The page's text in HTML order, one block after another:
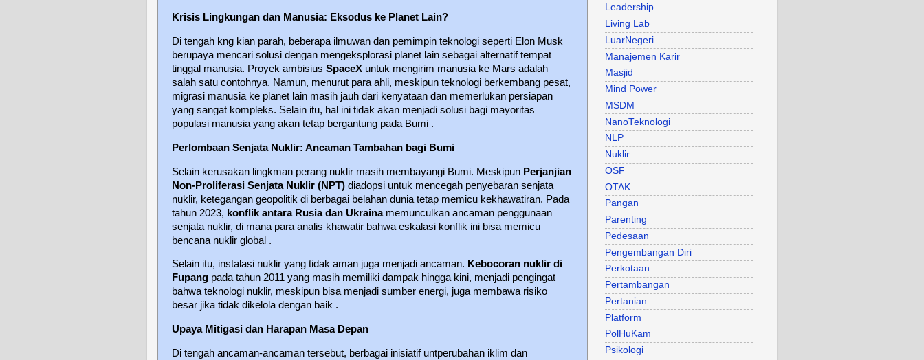
Krisis Lingkungan dan Manusia: Eksodus ke Planet Lain?
Di tengah kng kian parah, beberapa ilmuwan dan pemimpin teknologi seperti Elon Musk
berupaya mencari solusi dengan mengeksplorasi planet lain sebagai alternatif tempat
tinggal manusia. Proyek ambisius SpaceX untuk mengirim manusia ke Mars adalah
salah satu contohnya. Namun, menurut para ahli, meskipun teknologi berkembang pesat,
migrasi manusia ke planet lain masih jauh dari kenyataan dan memerlukan persiapan
yang sangat kompleks. Selain itu, hal ini tidak akan menjadi solusi bagi mayoritas
populasi manusia yang akan tetap bergantung pada Bumi .
Perlombaan Senjata Nuklir: Ancaman Tambahan bagi Bumi
Selain kerusakan lingkman perang nuklir masih membayangi Bumi. Meskipun Perjanjian
Non-Proliferasi Senjata Nuklir (NPT) diadopsi untuk mencegah penyebaran senjata
nuklir, ketegangan geopolitik di berbagai belahan dunia tetap memicu kekhawatiran. Pada
tahun 2023, konflik antara Rusia dan Ukrainamemunculkan ancaman penggunaan
senjata nuklir, di mana para analis khawatir bahwa eskalasi konflik ini bisa memicu
bencana nuklir global .
Selain itu, instalasi nuklir yang tidak aman juga menjadi ancaman. Kebocoran nuklir di
Fupang pada tahun 2011 yang masih memiliki dampak hingga kini, menjadi pengingat
bahwa teknologi nuklir, meskipun bisa menjadi sumber energi, juga membawa risiko
besar jika tidak dikelola dengan baik .
Upaya Mitigasi dan Harapan Masa Depan
Di tengah ancaman-ancaman tersebut, berbagai inisiatif untperubahan iklim dan
Leadership
Living Lab
LuarNegeri
Manajemen Karir
Masjid
Mind Power
MSDM
NanoTeknologi
NLP
Nuklir
OSF
OTAK
Pangan
Parenting
Pedesaan
Pengembangan Diri
Perkotaan
Pertambangan
Pertanian
Platform
PolHuKam
Psikologi